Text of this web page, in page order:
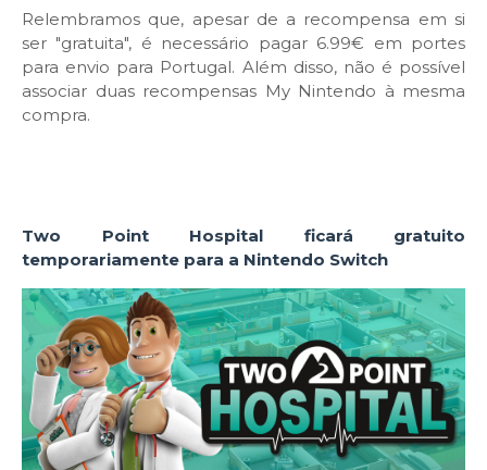
Relembramos que, apesar de a recompensa em si
ser "gratuita", é necessário pagar 6.99€ em portes
para envio para Portugal. Além disso, não é possível
associar duas recompensas My Nintendo à mesma
compra.
Two Point Hospital ficará gratuito
temporariamente para a Nintendo Switch